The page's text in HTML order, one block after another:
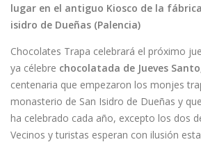
lugar en el antiguo Kiosco de la
isidro de Dueñas (Palencia)
Chocolates Trapa celebrará el próximo
ya célebre chocolatada de Jueves
centenaria que empezaron los monjes
monasterio de San Isidro de Dueñas y
ha celebrado cada año, excepto los dos
Vecinos y turistas esperan con ilusión